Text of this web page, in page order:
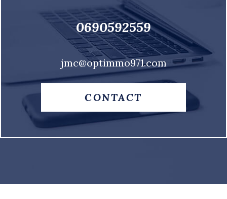
0690592559
jmc@optimmo971.com
CONTACT